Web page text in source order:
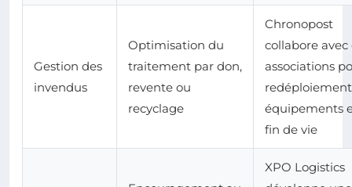
Gestion des
invendus
Optimisation du
traitement par don,
revente ou
recyclage
Chronopost
collabore avec
associations
équipements
fin de vie
XPO Logistics